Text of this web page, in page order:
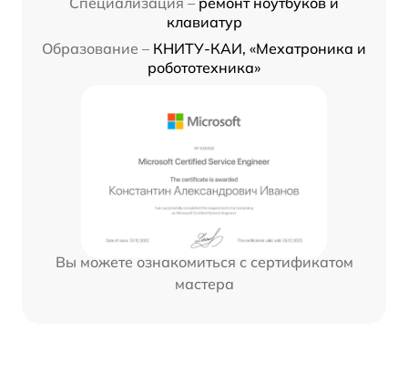
клавиатур
Образование – КНИТУ-КАИ, «Мехатроника и
робототехника»
Вы можете ознакомиться с сертификатом
мастера